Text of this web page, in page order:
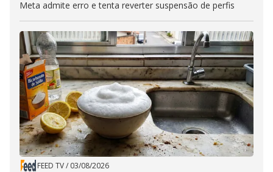
Meta admite erro e tenta reverter suspensão de perfis
FEED TV/ 03/08/2026